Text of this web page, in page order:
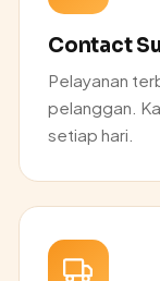
Contact
Pelayanan
pelanggan.
setiap hari.